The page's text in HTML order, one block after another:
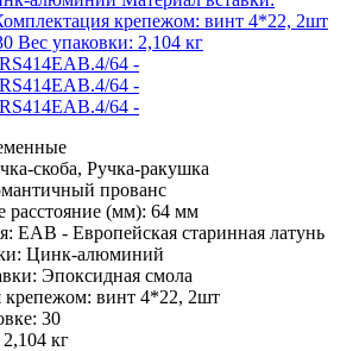
скоба, Ручка-ракушка
прованс
расстояние (мм): 64 мм
EAB - Европейская старинная латунь
Цинк-алюминий
Эпоксидная смола
крепежом: винт 4*22, 2шт
30
кг